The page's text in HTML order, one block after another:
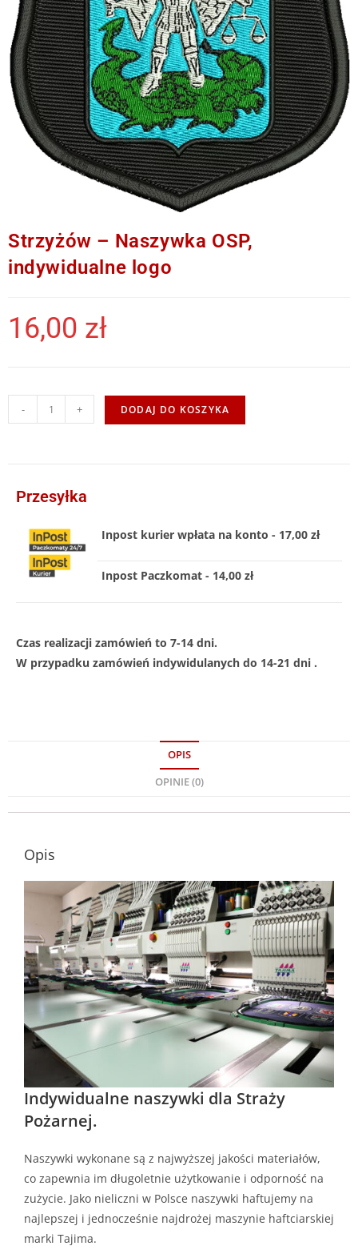
Strzyżów – Naszywka OSP,
indywidualne logo
16,00 zł
- + DODAJ DO KOSZYKA
Przesyłka
Inpost kurier wpłata na konto - 17,00 zł
Inpost Paczkomat - 14,00 zł
Czas realizacji zamówień to 7-14 dni.
W przypadku zamówień indywidulanych do 14-21 dni .
OPIS
OPINIE (0)
Opis
Indywidualne naszywki dla Straży
Pożarnej.
Naszywki wykonane są z najwyższej jakości materiałów,
co zapewnia im długoletnie użytkowanie i odporność na
zużycie. Jako nieliczni w Polsce naszywki haftujemy na
najlepszej i jednocześnie najdrożej maszynie haftciarskiej
marki Tajima.